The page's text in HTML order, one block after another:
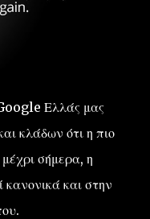
Ελλάς μας
κλάδων ότι η πιο
σήμερα, η
και στην